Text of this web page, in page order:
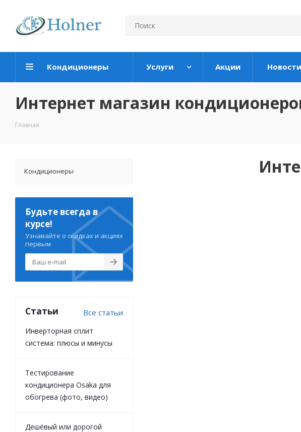
Кондиционеры Услуги Акции
Интернет магазин
Главная
Кондиционеры
Будьте всегда в
курсе!
Узнавайте о скидках и акциях
первым
Статьи Все статьи
Инверторная сплит
система: плюсы и минусы
Тестирование
кондиционера Osaka для
обогрева (фото, видео)
Дешёвый или дорогой